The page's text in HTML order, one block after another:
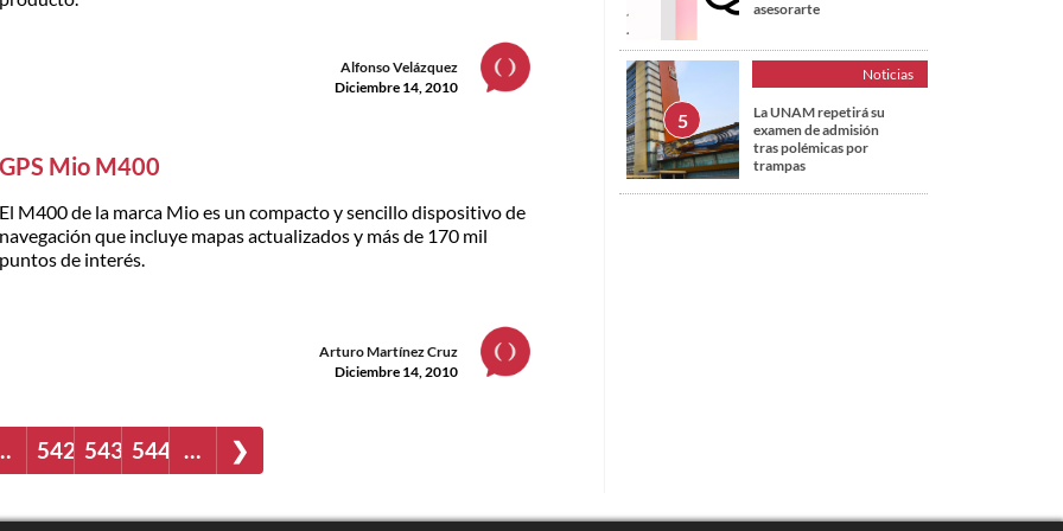
Alfonso Velázquez
Diciembre 14, 2010
GPS Mio M400
El M400 de la marca Mio es un compacto y sencillo dispositivo de
navegación que incluye mapas actualizados y más de 170 mil
puntos de interés.
Arturo Martínez Cruz
Diciembre 14, 2010
542 543 544 … ❯
asesorarte
Noticias
La UNAM repetirá su
examen de admisión
tras polémicas por
trampas